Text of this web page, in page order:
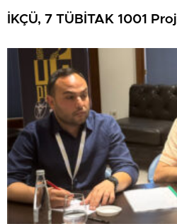
İKÇÜ, 7 TÜBİTAK 1001